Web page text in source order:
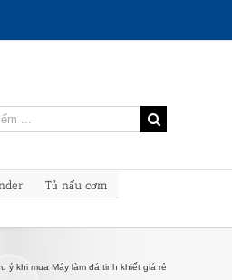
Tủ nấu cơm
ý khi mua Máy làm đá tinh khiết giá rẻ